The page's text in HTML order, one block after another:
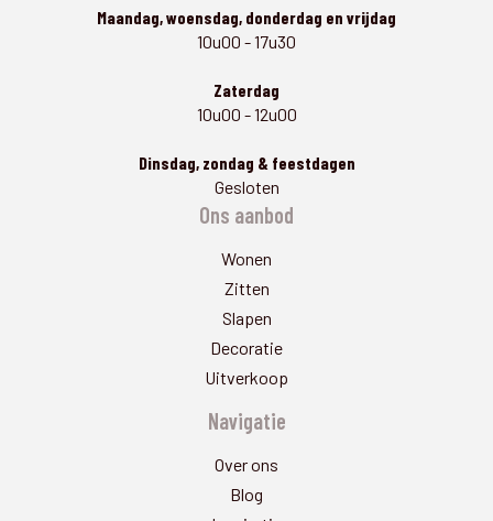
Maandag, woensdag, donderdag en vrijdag
10u00 - 17u30
Zaterdag
10u00 - 12u00
Dinsdag, zondag & feestdagen
Gesloten
Ons aanbod
Wonen
Zitten
Slapen
Decoratie
Uitverkoop
Navigatie
Over ons
Blog